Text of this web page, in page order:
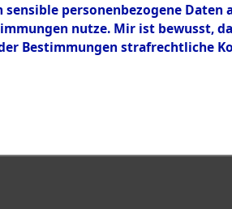
personenbezogene
nutze. Mir ist bewusst,
Bestimmungen strafrechtliche